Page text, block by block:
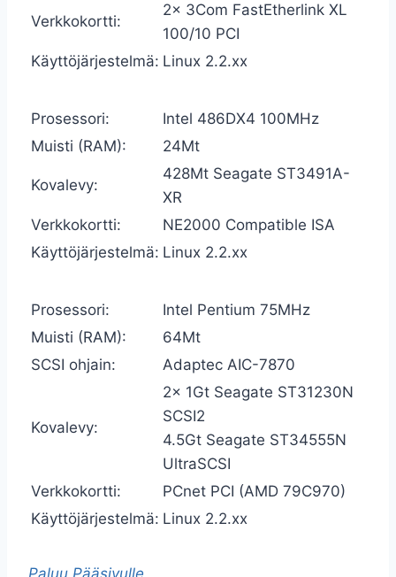
Verkkokortti:
2x 3Com FastEtherlink XL
100/10 PCI
Käyttöjärjestelmä: Linux 2.2.xx
Prosessori:
Intel 486DX4 100MHz
Muisti (RAM):
24Mt
Kovalevy:
428Mt Seagate ST3491A-
XR
Verkkokortti:
NE2000 Compatible ISA
Käyttöjärjestelmä: Linux 2.2.xx
Prosessori:
Intel Pentium 75MHz
Muisti (RAM):
64Mt
SCSI ohjain:
Adaptec AIC-7870
Kovalevy:
2x 1Gt Seagate ST31230N
SCSI2
4.5Gt Seagate ST34555N
UltraSCSI
Verkkokortti:
PCnet PCI (AMD 79C970)
Käyttöjärjestelmä: Linux 2.2.xx
Paluu Pääsivulle